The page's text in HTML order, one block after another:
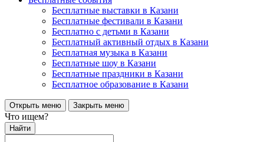
Бесплатные выставки в Казани
Бесплатные фестивали в Казани
Бесплатно с детьми в Казани
Бесплатный активный отдых в Казани
Бесплатная музыка в Казани
Бесплатные шоу в Казани
Бесплатные праздники в Казани
Бесплатное образование в Казани
Открыть меню Закрыть меню
Что ищем?
Найти